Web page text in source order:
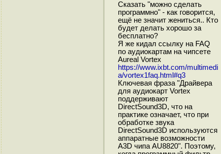
Сказать "можно сделать
программно" - как говорится,
ещё не значит жениться.. Кто
будет делать хорошо за
бесплатно?
Я же кидал ссылку на FAQ
по аудиокаpтам на чипcете
Aureal Vortex
https://www.ixbt.com/multimedi
a/vortex1faq.html#q3
Ключевая фраза "Драйвера
для аудиокарт Vortex
поддерживают
DirectSound3D, что на
практике означает, что при
обработке звука
DirectSound3D используются
аппаратные возможности
A3D чипа AU8820". Поэтому,